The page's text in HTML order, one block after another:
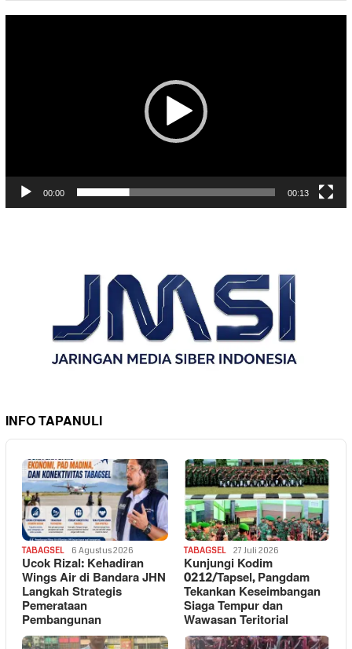
00:00 00:13
INFO TAPANULI
TABAGSEL 6 Agustus 2026
Ucok Rizal: Kehadiran
Wings Air di Bandara JHN
Langkah Strategis
Pemerataan
Pembangunan
TABAGSEL 27 Juli 2026
Kunjungi Kodim
0212/Tapsel, Pangdam
Tekankan Keseimbangan
Siaga Tempur dan
Wawasan Teritorial